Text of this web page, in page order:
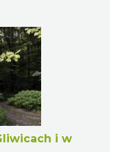
i w